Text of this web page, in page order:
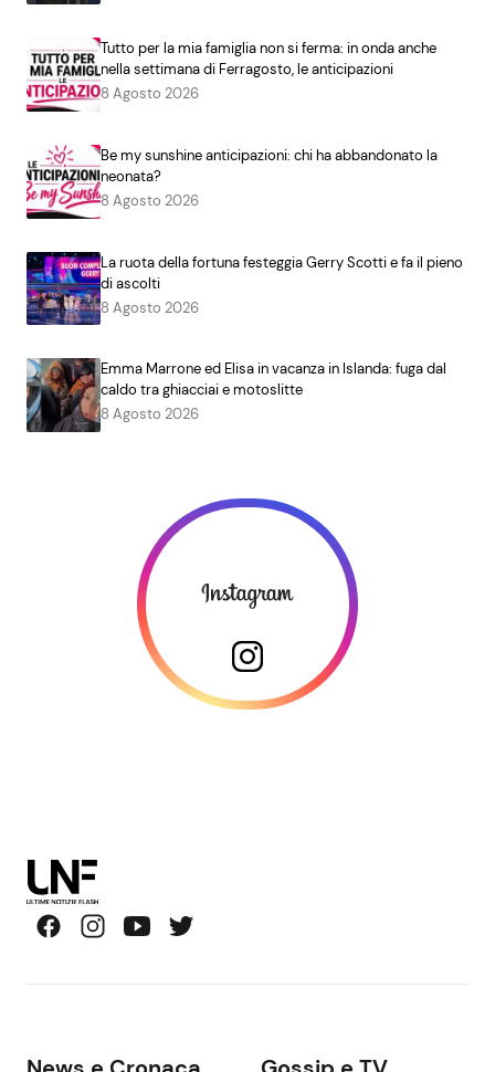
Tutto per la mia famiglia non si ferma: in onda anche
nella settimana di Ferragosto, le anticipazioni
8 Agosto 2026
Be my sunshine anticipazioni: chi ha abbandonato la
neonata?
8 Agosto 2026
La ruota della fortuna festeggia Gerry Scotti e fa il pieno
di ascolti
8 Agosto 2026
Emma Marrone ed Elisa in vacanza in Islanda: fuga dal
caldo tra ghiacciai e motoslitte
8 Agosto 2026